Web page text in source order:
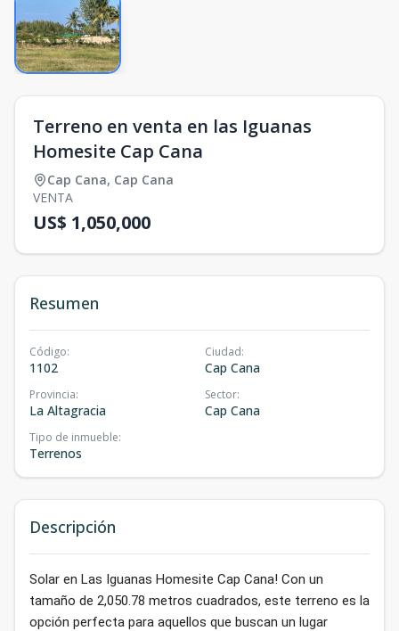
Terreno en venta en las Iguanas
Homesite Cap Cana
Cap Cana, Cap Cana
VENTA
US$ 1,050,000
Resumen
Código:
1102
Ciudad:
Cap Cana
Provincia:
La Altagracia
Sector:
Cap Cana
Tipo de inmueble:
Terrenos
Descripción
Solar en Las Iguanas Homesite Cap Cana! Con un
tamaño de 2,050.78 metros cuadrados, este terreno es la
opción perfecta para aquellos que buscan un lugar